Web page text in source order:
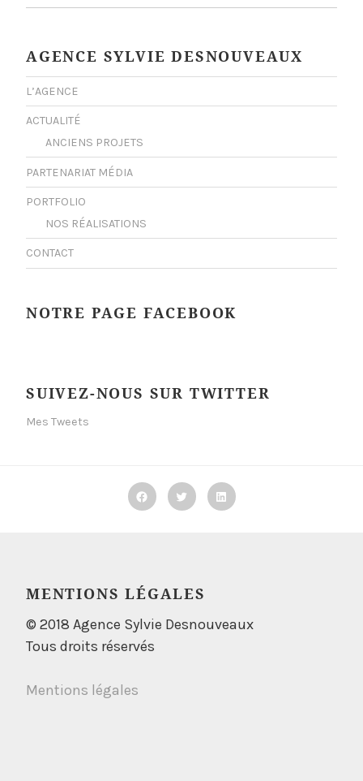
AGENCE SYLVIE DESNOUVEAUX
L’AGENCE
ACTUALITÉ
ANCIENS PROJETS
PARTENARIAT MÉDIA
PORTFOLIO
NOS RÉALISATIONS
CONTACT
NOTRE PAGE FACEBOOK
SUIVEZ-NOUS SUR TWITTER
Mes Tweets
FacebookTwitterLinkedin
MENTIONS LÉGALES
© 2018 Agence Sylvie Desnouveaux
Tous droits réservés
Mentions légales